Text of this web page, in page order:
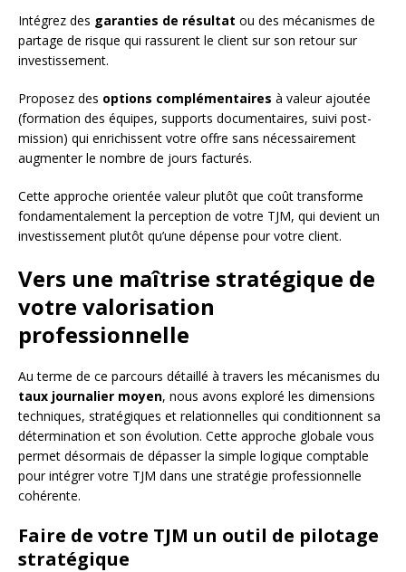
Intégrez des garanties de résultat ou des mécanismes de
partage de risque qui rassurent le client sur son retour sur
investissement.
Proposez des options complémentaires à valeur ajoutée
(formation des équipes, supports documentaires, suivi post-
mission) qui enrichissent votre offre sans nécessairement
augmenter le nombre de jours facturés.
Cette approche orientée valeur plutôt que coût transforme
fondamentalement la perception de votre TJM, qui devient un
investissement plutôt qu’une dépense pour votre client.
Vers une maîtrise stratégique de
votre valorisation
professionnelle
Au terme de ce parcours détaillé à travers les mécanismes du
taux journalier moyen, nous avons exploré les dimensions
techniques, stratégiques et relationnelles qui conditionnent sa
détermination et son évolution. Cette approche globale vous
permet désormais de dépasser la simple logique comptable
pour intégrer votre TJM dans une stratégie professionnelle
cohérente.
Faire de votre TJM un outil de pilotage
stratégique